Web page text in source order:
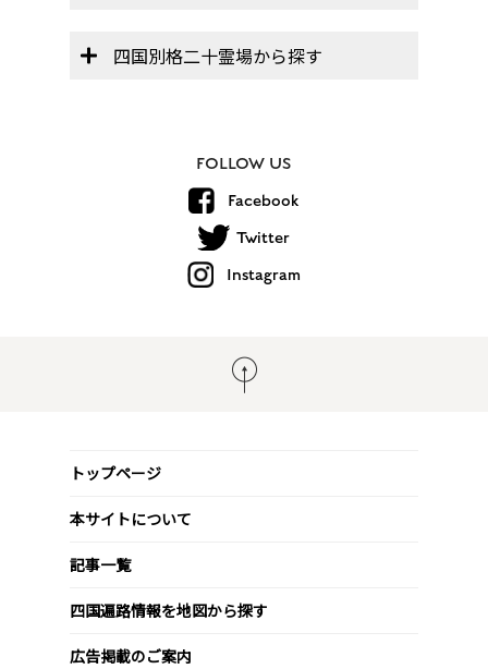
四国別格二十霊場から探す
FOLLOW US
Facebook
Twitter
Instagram
トップページ
本サイトについて
記事一覧
四国遍路情報を地図から探す
広告掲載のご案内